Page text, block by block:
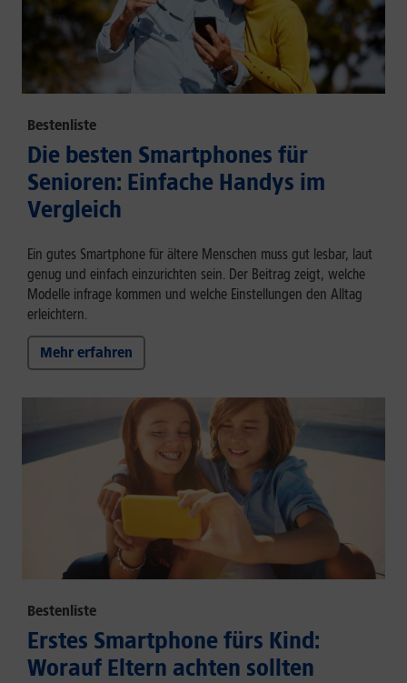
Bestenliste
Die besten Smartphones für
Senioren: Einfache Handys im
Vergleich
Ein gutes Smartphone für ältere Menschen muss gut lesbar, laut
genug und einfach einzurichten sein. Der Beitrag zeigt, welche
Modelle infrage kommen und welche Einstellungen den Alltag
erleichtern.
Mehr erfahren
Bestenliste
Erstes Smartphone fürs Kind:
Worauf Eltern achten sollten